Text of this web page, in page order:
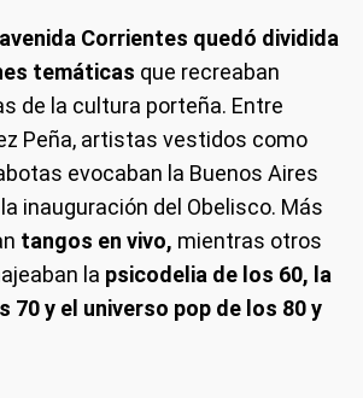
Corrientes quedó dividida
temáticas que recreaban
de la cultura porteña. Entre
Peña, artistas vestidos como
evocaban la Buenos Aires
inauguración del Obelisco. Más
tangos en vivo, mientras otros
la psicodelia de los 60, la
70 y el universo pop de los 80 y